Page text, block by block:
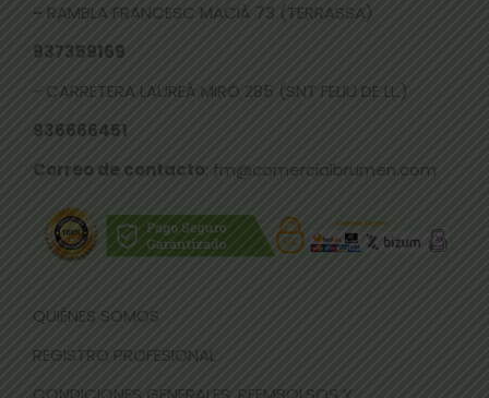
- RAMBLA FRANCESC MACIÀ 73 (TERRASSA)
937359169
- CARRETERA LAUREÀ MIRÓ 285 (SNT FELIU DE LL.)
936666451
Correo de contacto: fm@comercialbrumen.com
QUIÉNES SOMOS
REGISTRO PROFESIONAL